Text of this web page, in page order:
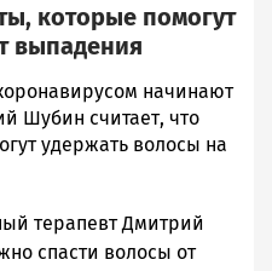
которые помогут
выпадения
начинают
Шубин считает, что
удержать волосы на
терапевт Дмитрий
спасти волосы от